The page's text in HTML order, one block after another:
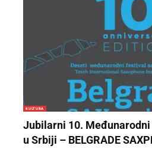
KULTURA
Jubilarni 10.
u Srbiji – BELGRADE